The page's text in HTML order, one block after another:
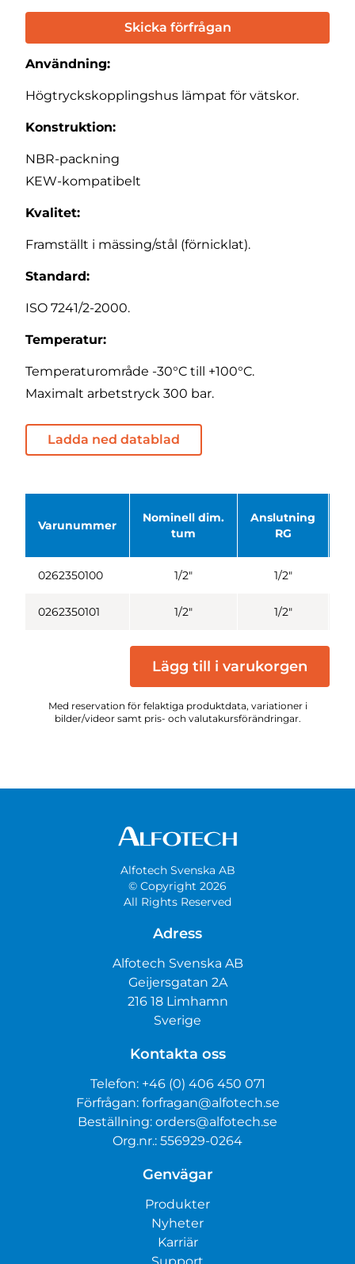
Skicka förfrågan
Användning:
Högtryckskopplingshus lämpat för vätskor.
Konstruktion:
NBR-packning
KEW-kompatibelt
Kvalitet:
Framställt i mässing/stål (förnicklat).
Standard:
ISO 7241/2-2000.
Temperatur:
Temperaturområde -30°C till +100°C.
Maximalt arbetstryck 300 bar.
Ladda ned datablad
Varunummer
Nominell dim.
tum
Anslutning
RG
0262350100 1/2" 1/2"
0262350101 1/2" 1/2"
Lägg till i varukorgen
Med reservation för felaktiga produktdata, variationer i
bilder/videor samt pris- och valutakursförändringar.
Alfotech Svenska AB
© Copyright 2026
All Rights Reserved
Adress
Alfotech Svenska AB
Geijersgatan 2A
216 18 Limhamn
Sverige
Kontakta oss
Telefon: +46 (0) 406 450 071
Förfrågan: forfragan@alfotech.se
Beställning: orders@alfotech.se
Org.nr.: 556929-0264
Genvägar
Produkter
Nyheter
Karriär